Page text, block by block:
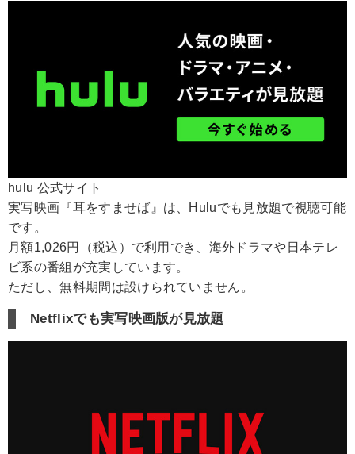
hulu 公式サイト
実写映画『耳をすませば』は、Huluでも見放題で視聴可能
です。
月額1,026円（税込）で利用でき、海外ドラマや日本テレ
ビ系の番組が充実しています。
ただし、無料期間は設けられていません。
Netflixでも実写映画版が見放題